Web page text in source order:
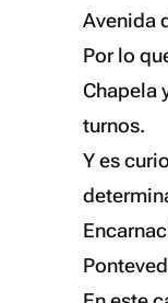
Avenida
Por lo
Chapela
turnos.
Y es